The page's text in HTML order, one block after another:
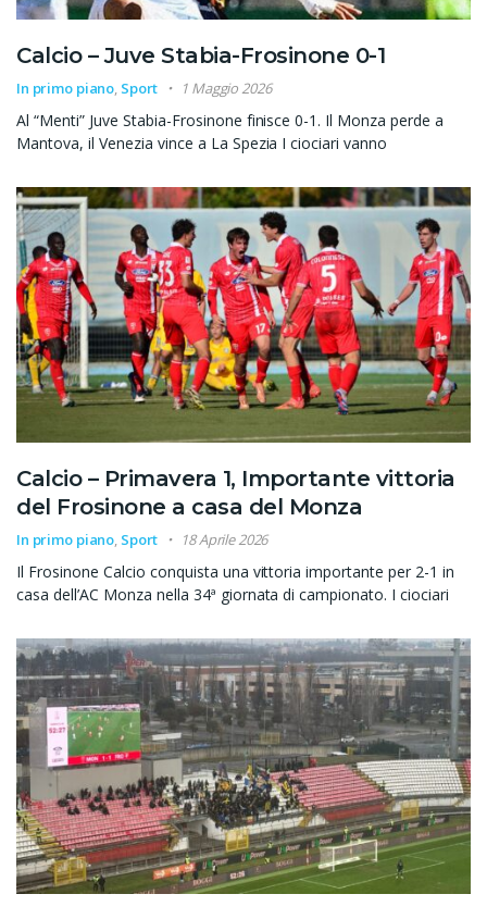
Calcio – Juve Stabia-Frosinone 0-1
In primo piano, Sport 1 Maggio 2026
Al “Menti” Juve Stabia-Frosinone finisce 0-1. Il Monza perde a
Mantova, il Venezia vince a La Spezia I ciociari vanno
Calcio – Primavera 1, Importante vittoria
del Frosinone a casa del Monza
In primo piano, Sport 18 Aprile 2026
Il Frosinone Calcio conquista una vittoria importante per 2-1 in
casa dell’AC Monza nella 34ª giornata di campionato. I ciociari